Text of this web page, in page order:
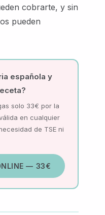
cobrarte, y sin
pueden
española y
solo 33€ por la
en cualquier
de TSE ni
— 33€